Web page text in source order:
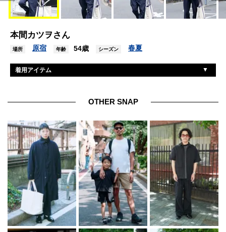
本間カツヲさん
場所 原宿 年齢 54歳 シーズン 春夏
着用アイテム
眼鏡 レイバン
バッグ エルエルビーン
リング ワイレア
OTHER SNAP